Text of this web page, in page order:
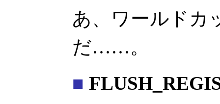
あ、ワールドカ
だ……。
■